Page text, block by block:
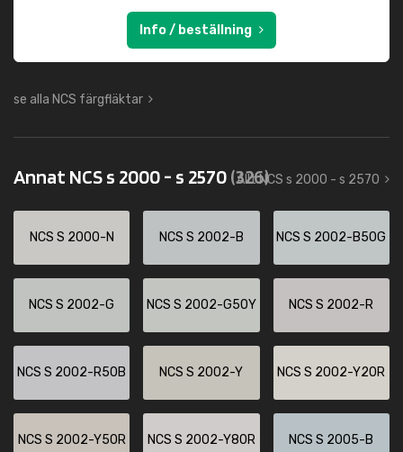
Info / beställning
se alla NCS färgfläktar
Annat NCS s 2000 - s 2570(326)
Allt NCS s 2000 - s 2570
NCS S 2000-N NCS S 2002-B NCS S 2002-B50G
NCS S 2002-G NCS S 2002-G50Y NCS S 2002-R
NCS S 2002-R50B NCS S 2002-Y NCS S 2002-Y20R
NCS S 2002-Y50R NCS S 2002-Y80R NCS S 2005-B